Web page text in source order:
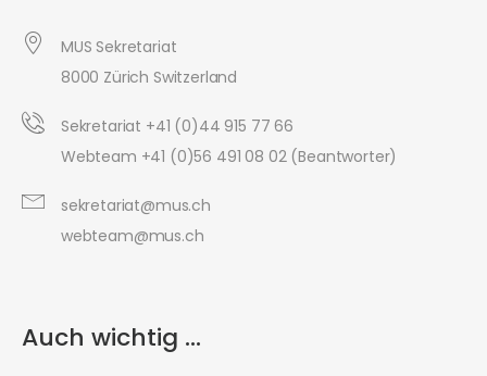
MUS Sekretariat
8000 Zürich Switzerland
Sekretariat +41 (0)44 915 77 66
Webteam +41 (0)56 491 08 02 (Beantworter)
sekretariat@mus.ch
webteam@mus.ch
Auch wichtig ...